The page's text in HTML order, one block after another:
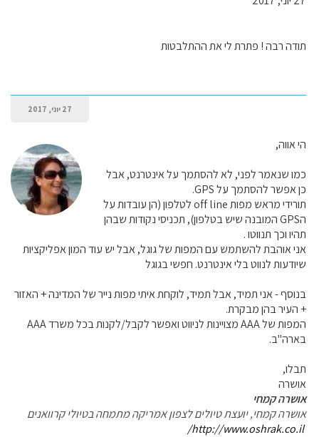
תודה רבה ! פתרת לי את ההתלבטות
27 יוני, 2017
הי אווה,
כמו שנאמר לפני, לא להסתמך על אינטרנט, אבל
כן אפשר להסתמך על GPS.
תורידי מראש מפות off line לטלפון (הן עובדות על
הGPS המובנה שיש בטלפון), תכניסי נקודות שבהן
תהיו וכך תנווטו .
אני אוהבת להשתמש עם המפות של גוגל, אבל יש עוד המון אפליקציות
שיודעות לנווט בלי אינטרנט. חפשי בגוגל
בנוסף - אני תמיד, אבל תמיד, לוקחת איתי מפות נייר של המדינה + האזור
+ העיר בהן מבקרת.
המפות של AAA מצויינות לניווט ואפשר לקבל/לקנות בכל משרד AAA
בארה"ב.
תבלו,
אושרה
אושרה קמחי
אושרה קמחי, יועצת טיולים לצפון אמריקה מתמחה בטיולי קרוואנים
http://www.oshrak.co.il/